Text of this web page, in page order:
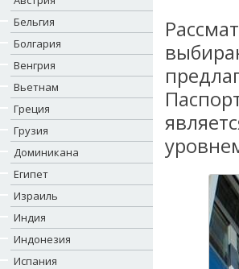
Бельгия
Болгария
Венгрия
Вьетнам
Греция
Грузия
Доминикана
Египет
Израиль
Индия
Индонезия
Испания